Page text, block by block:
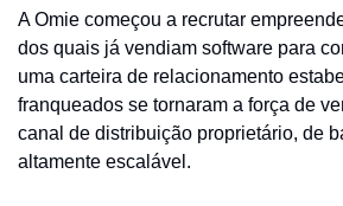
A Omie começou a recrutar
dos quais já vendiam software para
uma carteira de relacionamento
franqueados se tornaram a força de
canal de distribuição proprietário, de
altamente escalável.